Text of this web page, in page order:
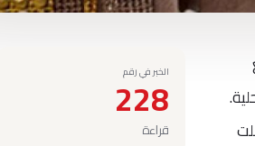
جنيها وسجلت
الخبر في رقم
228
قراءة